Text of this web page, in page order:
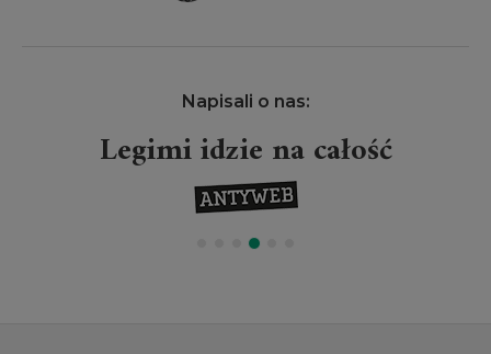
Napisali o nas:
Legimi idzie na całość